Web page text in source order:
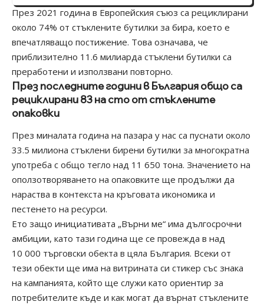
През 2021 година в Европейския съюз са рециклирани
около 74% от стъклените бутилки за бира, което е
впечатляващо постижение. Това означава, че
приблизително 11.6 милиарда стъклени бутилки са
преработени и използвани повторно.
През последните години в България общо са
рециклирани83 на стоот стъклените
опаковки
През миналата година на пазара у нас са пуснати около
33.5 милиона стъклени бирени бутилки за многократна
употреба с общо тегло над 11 650 тона. Значението на
оползотворяването на опаковките ще продължи да
нараства в контекста на кръговата икономика и
пестенето на ресурси.
Ето защо инициативата „Върни ме“ има дългосрочни
амбиции, като тази година ще се провежда в над
10 000 търговски обекта в цяла България. Всеки от
тези обекти ще има на витрината си стикер със знака
на кампанията, който ще служи като ориентир за
потребителите къде и как могат да върнат стъклените